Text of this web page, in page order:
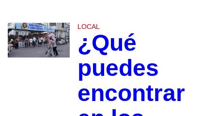
LOCAL
¿Qué
puedes
encontrar